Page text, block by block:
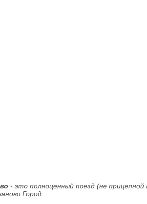
- это полноценный поезд (не
Город.